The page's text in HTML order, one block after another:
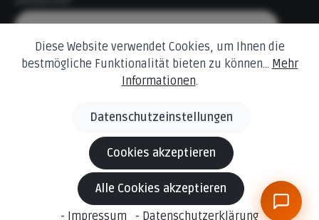
© 2026 Behling Baustoffe Änderungen und Irrtümer
vorbehalten.
Die dargestellten Produktabbildungen können in Einzelfällen
* Alle Preise inkl. gesetzl. Mehrwertsteuer zzgl.
und ggf. Nachnahmegebühren, wenn nicht anders angegeben.
Diese Website verwendet Cookies, um Ihnen die
bestmögliche Funktionalität bieten zu können... Mehr
Informationen.
Datenschutzeinstellungen
Cookies akzeptieren
Alle Cookies akzeptieren
- Impressum
- Datenschutzerklärung